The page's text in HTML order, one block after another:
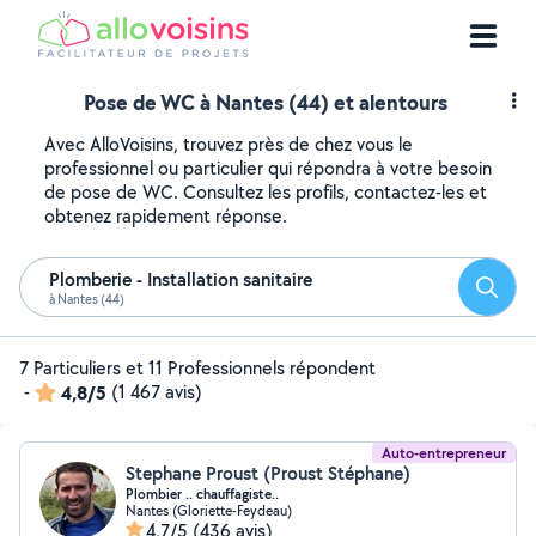
Pose de WC à Nantes (44) et alentours
Avec AlloVoisins, trouvez près de chez vous le
professionnel ou particulier qui répondra à votre besoin
de pose de WC. Consultez les profils, contactez-les et
obtenez rapidement réponse.
Plomberie - Installation sanitaire
à Nantes (44)
7 Particuliers et 11 Professionnels répondent
-
4,8/5 (1 467 avis)
Auto-entrepreneur
Stephane Proust (Proust Stéphane)
Plombier .. chauffagiste..
Nantes (Gloriette-Feydeau)
4,7/5 (436 avis)